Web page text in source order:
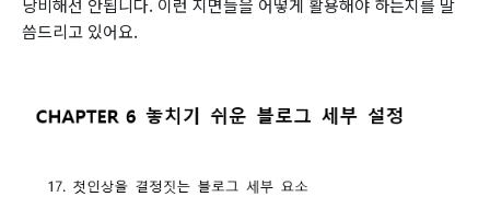
낭비해선 안됩니다. 이런 지면들을 어떻게 활용해야 하는지를 말
씀드리고 있어요.